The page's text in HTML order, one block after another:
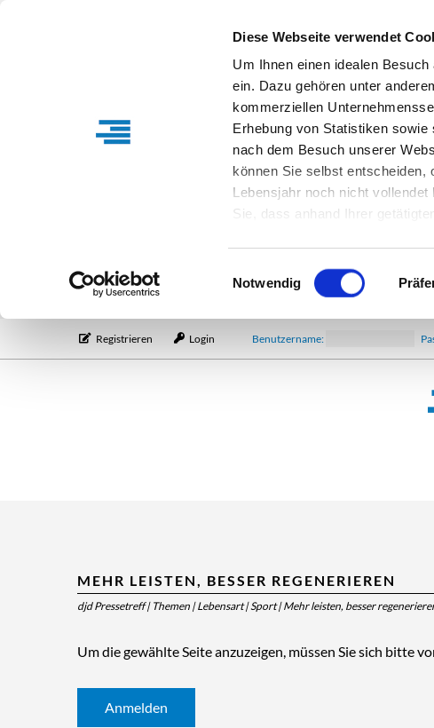
Diese Webseite verwendet
Um Ihnen einen idealen
ein. Dazu gehören unter
kommerziellen
Erhebung von Statistiken
nach dem Besuch unserer
können Sie selbst entscheiden,
Lebensjahr noch nicht
Sie, dass anhand Ihrer
entsprechende Informationen.
Einwilligungsauswahl
Notwendig
Benutzername:
Registrieren Login
MEHR LEISTEN, BESSER REGENERIEREN
djd Pressetreff| Themen |Lebensart|Sport|Mehr leisten, besser
Um die gewählte Seite anzuzeigen, müssen Sie sich bitte
Anmelden